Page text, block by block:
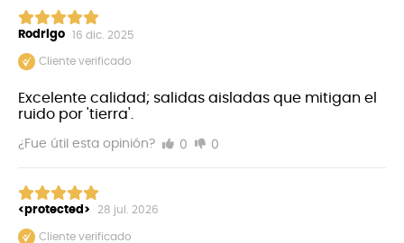
Rodrigo 16 dic. 2025
Cliente verificado
Excelente calidad; salidas aisladas que mitigan el
ruido por 'tierra'.
¿Fue útil esta opinión? 0 0
<protected> 28 jul. 2026
Cliente verificado